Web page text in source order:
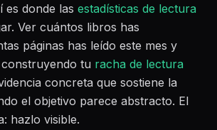
es donde las estadísticas de lectura
Ver cuántos libros has
páginas has leído este mes y
tu racha de lectura
concreta que sostiene la
el objetivo parece abstracto. El
hazlo visible.